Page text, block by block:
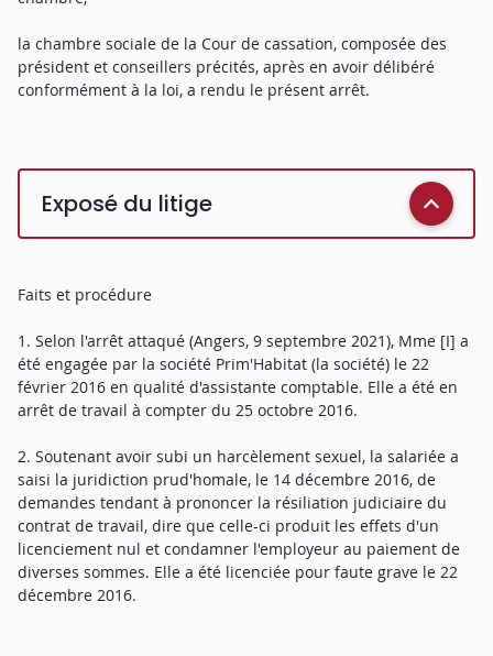
la chambre sociale de la Cour de cassation, composée des
président et conseillers précités, après en avoir délibéré
conformément à la loi, a rendu le présent arrêt.
Exposé du litige
Faits et procédure
1. Selon l'arrêt attaqué (Angers, 9 septembre 2021), Mme [I] a
été engagée par la société Prim'Habitat (la société) le 22
février 2016 en qualité d'assistante comptable. Elle a été en
arrêt de travail à compter du 25 octobre 2016.
2. Soutenant avoir subi un harcèlement sexuel, la salariée a
saisi la juridiction prud'homale, le 14 décembre 2016, de
demandes tendant à prononcer la résiliation judiciaire du
contrat de travail, dire que celle-ci produit les effets d'un
licenciement nul et condamner l'employeur au paiement de
diverses sommes. Elle a été licenciée pour faute grave le 22
décembre 2016.